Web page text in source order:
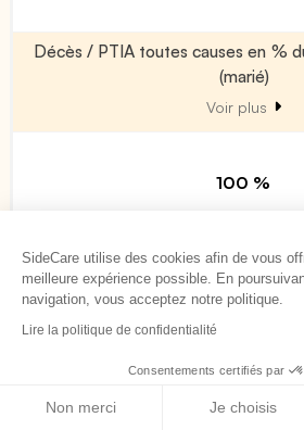
Décès / PTIA toutes causes en %
(marié)
Voir plus
100 %
Décès / PTIA toutes causes en %
(majoration par enfant
Voir plus
SideCare utilise des cookies afin de vous
meilleure expérience possible. En
navigation, vous acceptez notre politique.
Lire la politique de confidentialité
Consentements certifiés par
Non merci Je choisis